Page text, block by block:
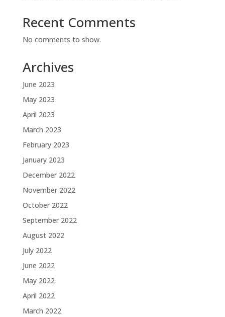
Recent Comments
No comments to show.
Archives
June 2023
May 2023
April 2023
March 2023
February 2023
January 2023
December 2022
November 2022
October 2022
September 2022
August 2022
July 2022
June 2022
May 2022
April 2022
March 2022